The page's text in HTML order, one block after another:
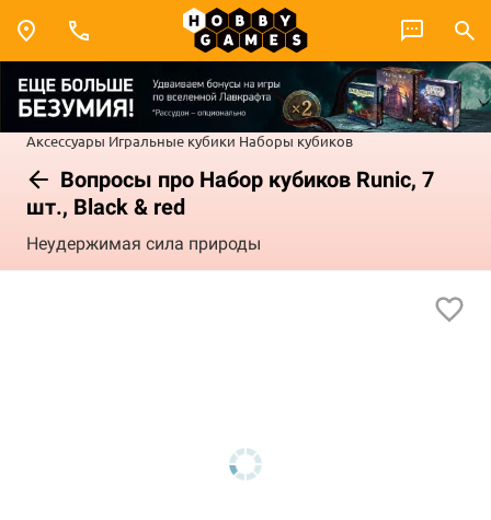
Аксессуары Игральные кубики Наборы кубиков
Вопросы про Набор кубиков Runic, 7
шт., Black & red
Неудержимая сила природы